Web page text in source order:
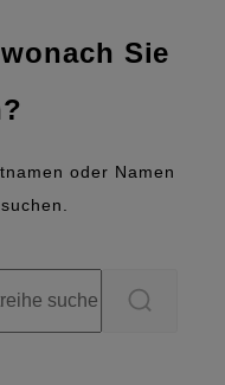
Sie
oder Namen